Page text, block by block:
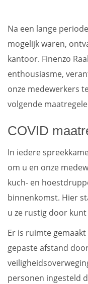
Na een lange
mogelijk waren,
kantoor. Finenzo
enthousiasme,
onze medewerkers
volgende
COVID
In iedere
om u en onze
kuch- en
binnenkomst. Hier
u ze rustig door kunt
Er is ruimte
gepaste afstand
personen ingesteld